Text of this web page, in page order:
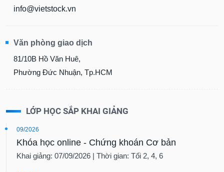
info@vietstock.vn
Văn phòng giao dịch
81/10B Hồ Văn Huê,
Phường Đức Nhuận, Tp.HCM
LỚP HỌC SẮP KHAI GIẢNG
09/2026
Khóa học online - Chứng khoán Cơ bản
Khai giảng: 07/09/2026 | Thời gian: Tối 2, 4, 6